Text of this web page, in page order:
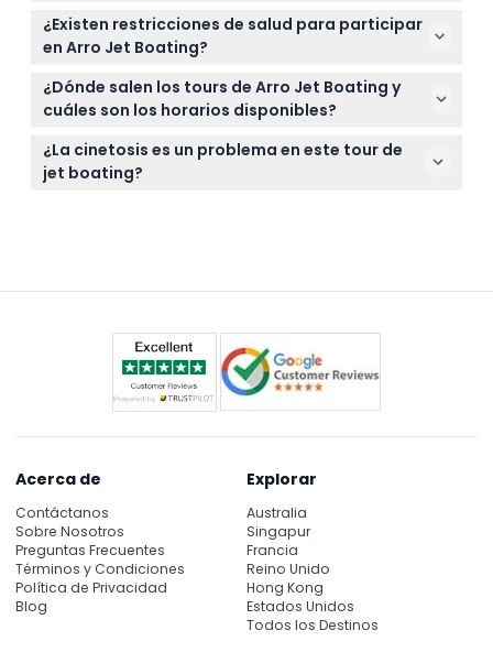
Usa ropa y calzado cómodos adecuados para una
actividad acuática. No es necesario llevar nada
especial ya que se proporciona todo el equipo de
seguridad necesario.
¿Existen restricciones de salud para participar
en Arro Jet Boating?
Esta actividad no se recomienda para personas
con presión arterial alta, epilepsia, enfermedades
cardíacas, asma, condiciones médicas graves,
mujeres embarazadas o personas con
discapacidades.
¿Dónde salen los tours de Arro Jet Boating y
cuáles son los horarios disponibles?
Los tours salen diariamente de la Terminal Sea
World Cruises en Main Beach, con sesiones desde
las 9:30 AM hasta las 4:00 PM. Puedes ver los
¿La cinetosis es un problema en este tour de
jet boating?
Acerca de
Contáctanos
Sobre Nosotros
Preguntas Frecuentes
Términos y Condiciones
Política de Privacidad
Blog
Explorar
Australia
Singapur
Francia
Reino Unido
Hong Kong
Estados Unidos
Todos los Destinos